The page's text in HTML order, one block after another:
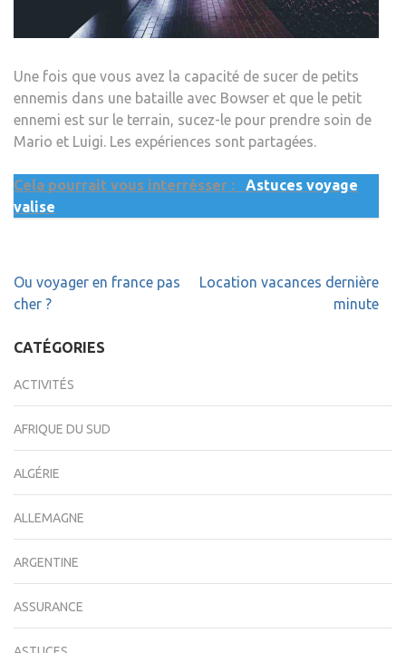
Une fois que vous avez la capacité de sucer de petits
ennemis dans une bataille avec Bowser et que le petit
ennemi est sur le terrain, sucez-le pour prendre soin de
Mario et Luigi. Les expériences sont partagées.
Cela pourrait vous interrésser :
Astuces voyage
valise
Navigation
de
Ou voyager en france pas
cher ?
Location vacances dernière
minute
CATÉGORIES
ACTIVITÉS
AFRIQUE DU SUD
ALGÉRIE
ALLEMAGNE
ARGENTINE
ASSURANCE